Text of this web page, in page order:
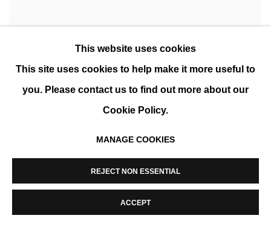
MICHELLE Y WILLIAMS
This website uses cookies
This site uses cookies to help make it more useful to
you. Please contact us to find out more about our
Cookie Policy.
MANAGE COOKIES
REJECT NON ESSENTIAL
ACCEPT